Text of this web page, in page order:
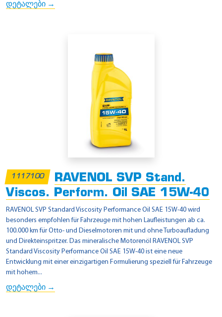
დეტალები →
1117100
RAVENOL SVP Stand.
Viscos. Perform. Oil SAE 15W-40
RAVENOL SVP Standard Viscosity Performance Oil SAE 15W-40 wird
besonders empfohlen für Fahrzeuge mit hohen Laufleistungen ab ca.
100.000 km für Otto- und Dieselmotoren mit und ohne Turboaufladung
und Direkteinspritzer. Das mineralische Motorenöl RAVENOL SVP
Standard Viscosity Performance Oil SAE 15W-40 ist eine neue
Entwicklung mit einer einzigartigen Formulierung speziell für Fahrzeuge
mit hohem...
დეტალები →